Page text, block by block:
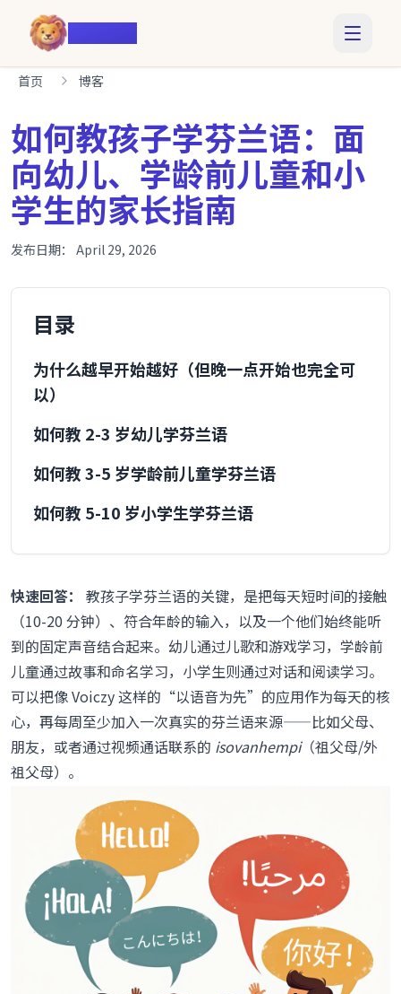
Voiczy
首页 博客
如何教孩子学芬兰语：面
向幼儿、学龄前儿童和小
学生的家长指南
发布日期： April 29, 2026
目录
为什么越早开始越好（但晚一点开始也完全可
以）
如何教 2-3 岁幼儿学芬兰语
如何教 3-5 岁学龄前儿童学芬兰语
如何教 5-10 岁小学生学芬兰语
如何让整个家庭一起学芬兰语
为什么芬兰语很特别（以及为什么孩子不会在
意）
芬兰是双语国家：关于瑞典语的一点说明
如果你们刚搬到芬兰，芬兰语该怎么学？
我们推荐的工具
常见问题
如果我自己不会说芬兰语，怎么教孩子学芬兰语？
教孩子学芬兰语，最佳年龄是什么时候？
孩子多久才能说芬兰语？
如果孩子在芬兰上学，也会学瑞典语吗？
芬兰语对小孩子来说是不是太难了？
我应该纠正孩子的芬兰语错误吗？
快速回答：
教孩子学芬兰语的关键，是把每天短时间的接触
（10-20 分钟）、符合年龄的输入，以及一个他们始终能听
到的固定声音结合起来。幼儿通过儿歌和游戏学习，学龄前
儿童通过故事和命名学习，小学生则通过对话和阅读学习。
可以把像 Voiczy 这样的“以语音为先”的应用作为每天的核
心，再每周至少加入一次真实的芬兰语来源——比如父母、
朋友，或者通过视频通话联系的 isovanhempi（祖父母/外
祖父母）。